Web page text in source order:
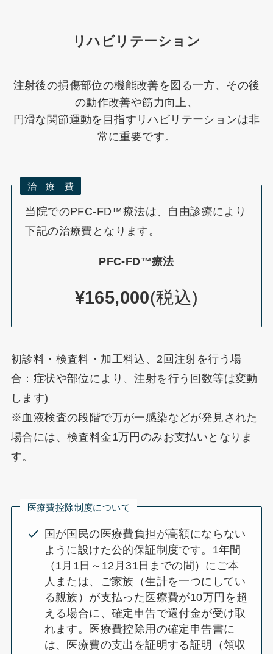
リハビリテーション
注射後の損傷部位の機能改善を図る一方、その後
の動作改善や筋力向上、
円滑な関節運動を目指すリハビリテーションは非
常に重要です。
治 療 費
当院でのPFC-FD™療法は、自由診療により
下記の治療費となります。
PFC-FD™療法
¥165,000(税込)
初診料・検査料・加工料込、2回注射を行う場
合：症状や部位により、注射を行う回数等は変動
します)
※血液検査の段階で万が一感染などが発見された
場合には、検査料金1万円のみお支払いとなりま
す。
医療費控除制度について
国が国民の医療費負担が高額にならない
ように設けた公的保証制度です。1年間
（1月1日～12月31日までの間）にご本
人または、ご家族（生計を一つにしてい
る親族）が支払った医療費が10万円を超
える場合に、確定申告で還付金が受け取
れます。医療費控除用の確定申告書に
は、医療費の支出を証明する証明（領収